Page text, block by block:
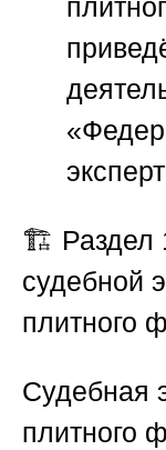
🏗️ Раздел
судебной
плитного
Судебная
плитного